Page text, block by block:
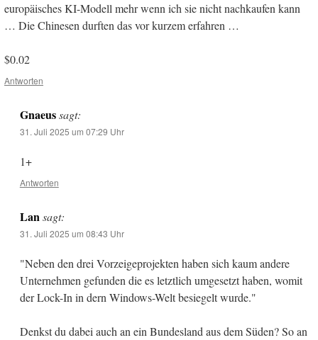
europäisches KI-Modell mehr wenn ich sie nicht nachkaufen kann
… Die Chinesen durften das vor kurzem erfahren …
$0.02
Antworten
Gnaeus sagt:
31. Juli 2025 um 07:29 Uhr
1+
Antworten
Lan sagt:
31. Juli 2025 um 08:43 Uhr
"Neben den drei Vorzeigeprojekten haben sich kaum andere
Unternehmen gefunden die es letztlich umgesetzt haben, womit
der Lock-In in dern Windows-Welt besiegelt wurde."
Denkst du dabei auch an ein Bundesland aus dem Süden? So an